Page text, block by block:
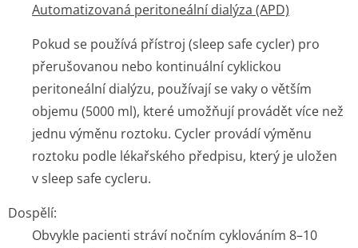
Automatizovaná peritoneální dialýza (APD)
Pokud se používá přístroj (sleep safe cycler) pro
přerušovanou nebo kontinuální cyklickou
peritoneální dialýzu, používají se vaky o větším
objemu (5000 ml), které umožňují provádět více než
jednu výměnu roztoku. Cycler provádí výměnu
roztoku podle lékařského předpisu, který je uložen
v sleep safe cycleru.
Dospělí:
Obvykle pacienti stráví nočním cyklováním 8–10